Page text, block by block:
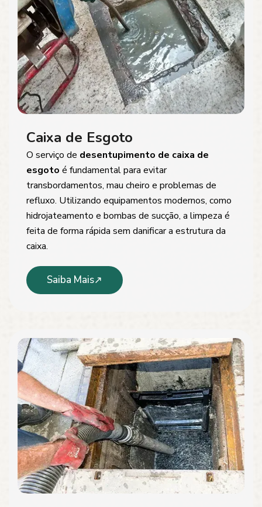
Caixa de Esgoto
O serviço de desentupimento de caixa de
esgoto é fundamental para evitar
transbordamentos, mau cheiro e problemas de
refluxo. Utilizando equipamentos modernos, como
hidrojateamento e bombas de sucção, a limpeza é
feita de forma rápida sem danificar a estrutura da
caixa.
Saiba Mais